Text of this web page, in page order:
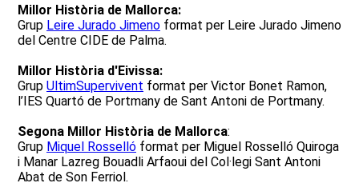
Millor Història de Mallorca:
Grup Leire Jurado Jimeno format per Leire Jurado Jimeno
del Centre CIDE de Palma.
Millor Història d'Eivissa:
Grup UltimSupervivent format per Victor Bonet Ramon,
l’IES Quartó de Portmany de Sant Antoni de Portmany.
Segona Millor Història de Mallorca:
Grup Miquel Rosselló format per Miguel Rosselló Quiroga
i Manar Lazreg Bouadli Arfaoui del Col·legi Sant Antoni
Abat de Son Ferriol.